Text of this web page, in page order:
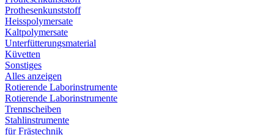
Prothesenkunststoff
Heisspolymersate
Kaltpolymersate
Unterfütterungsmaterial
Küvetten
Sonstiges
Alles anzeigen
Rotierende Laborinstrumente
Rotierende Laborinstrumente
Trennscheiben
Stahlinstrumente
für Frästechnik